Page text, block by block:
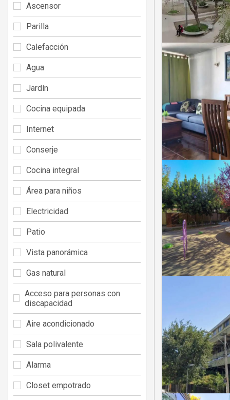
Ascensor
Parilla
Calefacción
Agua
Jardín
Cocina equipada
Internet
Conserje
Cocina integral
Área para niños
Electricidad
Patio
Vista panorámica
Gas natural
Acceso para personas con
discapacidad
Aire acondicionado
Sala polivalente
Alarma
Closet empotrado